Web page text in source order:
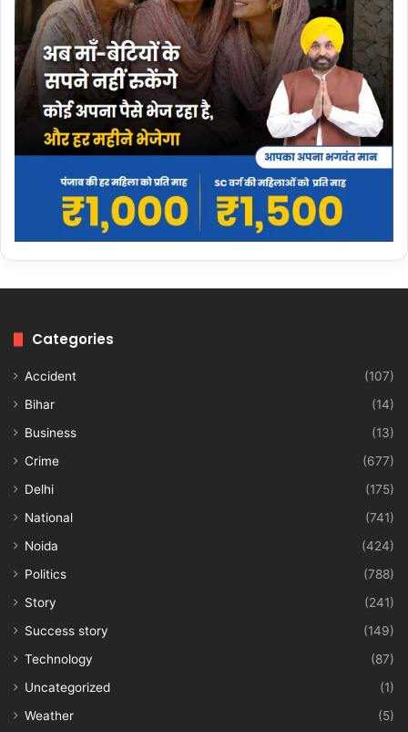
Categories
Accident
(107)
Bihar
(14)
Business
(13)
Crime
(677)
Delhi
(175)
National
(741)
Noida
(424)
Politics
(788)
Story
(241)
Success story
(149)
Technology
(87)
Uncategorized
(1)
Weather
(5)